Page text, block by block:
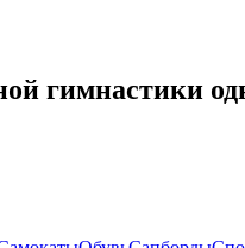
гимнастики